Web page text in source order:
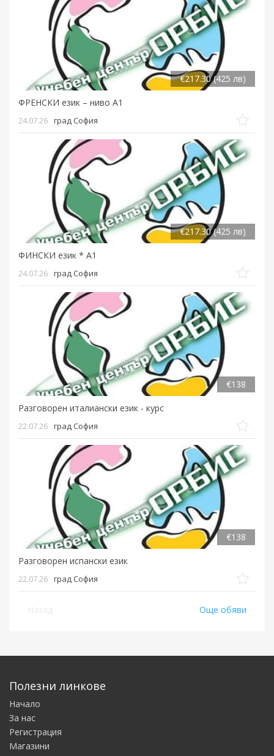
ФРЕНСКИ език – ниво А1
€217.30 (425 лв)
24.07.26 град София
ФИНСКИ език * А1
€217.30 (425 лв)
24.07.26 град София
Разговорен италиански език - курс
€138
22.07.26 град София
Разговорен испански език
€138
22.07.26 град София
Още обяви
Полезни линкове
Начало
За нас
Регистрация
Магазини